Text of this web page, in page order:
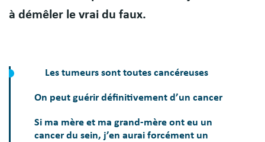
à démêler le vrai du faux.
Les tumeurs sont toutes cancéreuses
On peut guérir définitivement d’un cancer
Si ma mère et ma grand-mère ont eu un
cancer du sein, j’en aurai forcément un